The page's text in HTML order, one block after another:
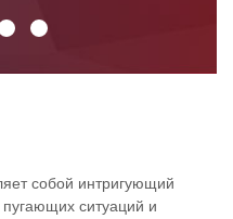
собой интригующий
пугающих ситуаций и